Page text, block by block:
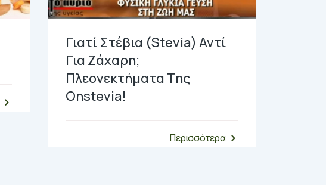
Γιατί Στέβια (Stevia) Αντί
Για Ζάχαρη;
Πλεονεκτήματα Της
Onstevia!
Περισσότερα